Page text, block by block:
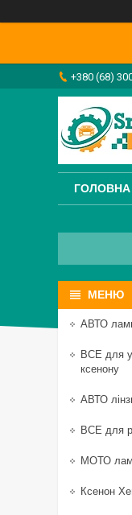
+380 (68)
ГОЛОВНА
АВТО
ВСЕ для
ксенону
АВТО
ВСЕ для
МОТО
Ксенон